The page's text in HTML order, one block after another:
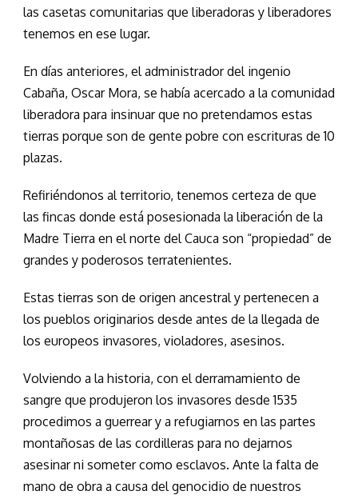
las casetas comunitarias que liberadoras y liberadores
tenemos en ese lugar.
En días anteriores, el administrador del ingenio
Cabaña, Oscar Mora, se había acercado a la comunidad
liberadora para insinuarque no pretendamos estas
tierras porque son de gente pobre con escrituras de 10
plazas.
Refiriéndonos al territorio, tenemos certeza de que
las fincas donde está posesionada la liberación de la
Madre Tierra en el norte del Cauca son “propiedad” de
grandes y poderosos terratenientes.
Estas tierras son de origen ancestraly pertenecen a
los pueblos originarios desde antes de la llegada de
los europeos invasores, violadores, asesinos.
Volviendo a la historia, con el derramamiento de
sangre que produjeron los invasores desde 1535
procedimos a guerrear y a refugiarnos en las partes
montañosas de las cordilleras para no dejarnos
asesinar ni someter como esclavos. Ante la falta de
mano de obra a causa del genocidio de nuestros